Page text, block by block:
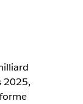
2025,